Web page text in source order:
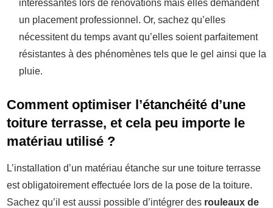
intéressantes lors de rénovations mais elles demandent
un placement professionnel. Or, sachez qu’elles
nécessitent du temps avant qu’elles soient parfaitement
résistantes à des phénomènes tels que le gel ainsi que la
pluie.
Comment optimiser l’étanchéité d’une
toiture terrasse, et cela peu importe le
matériau utilisé ?
L’installation d’un matériau étanche sur une toiture terrasse
est obligatoirement effectuée lors de la pose de la toiture.
Sachez qu’il est aussi possible d’intégrer des rouleaux de